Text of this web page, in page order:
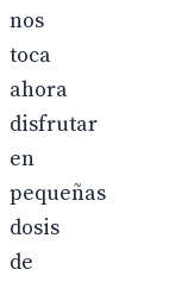
nos
toca
ahora
disfrutar
en
pequeñas
dosis
de